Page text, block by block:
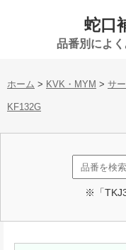
蛇口
品番別によ
ホーム > KVK・MYM > サ
KF132G
※「